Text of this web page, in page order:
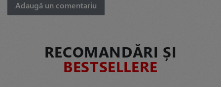
Adaugă un comentariu
RECOMANDĂRI ȘI
BESTSELLERE